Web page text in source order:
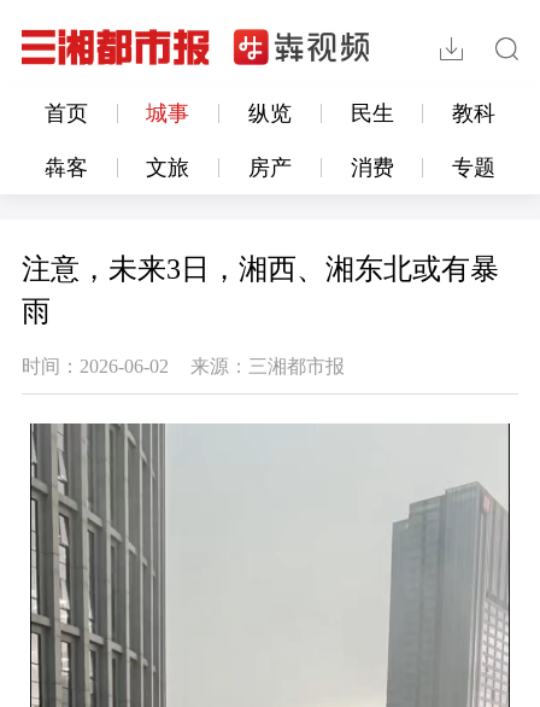
首页 城事 纵览 民生 教科
犇客 文旅 房产 消费 专题
注意，未来3日，湘西、湘东北或有暴
雨
时间：2026-06-02 来源：三湘都市报